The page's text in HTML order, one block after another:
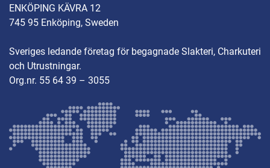
ENKÖPING KÄVRA 12
745 95 Enköping, Sweden
Sveriges ledande företag för begagnade Slakteri, Charkuteri
och Utrustningar.
Org.nr. 55 64 39 – 3055